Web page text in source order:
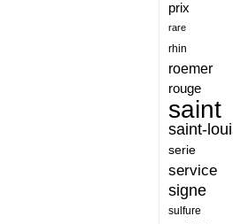
armonica
arta
artisanat
arts
assiette
assiettes
atelier
atsunobu
prix
rare
rhin
roemer
rouge
saint
saint-
serie
service
signe
sulfure